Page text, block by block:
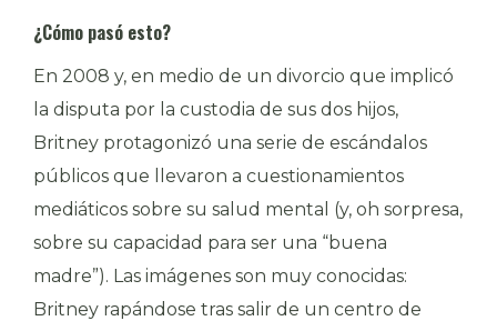
¿Cómo pasó esto?
En 2008 y, en medio de un divorcio que implicó
la disputa por la custodia de sus dos hijos,
Britney protagonizó una serie de escándalos
públicos que llevaron a cuestionamientos
mediáticos sobre su salud mental (y, oh sorpresa,
sobre su capacidad para ser una “buena
madre”). Las imágenes son muy conocidas:
Britney rapándose tras salir de un centro de